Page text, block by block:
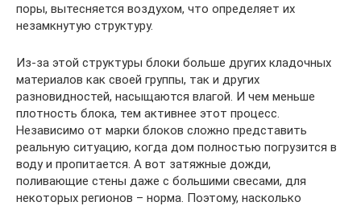
поры, вытесняется воздухом, что определяет их
незамкнутую структуру.
Из-за этой структуры блоки больше других кладочных
материалов как своей группы, так и других
разновидностей, насыщаются влагой. И чем меньше
плотность блока, тем активнее этот процесс.
Независимо от марки блоков сложно представить
реальную ситуацию, когда дом полностью погрузится в
воду и пропитается. А вот затяжные дожди,
поливающие стены даже с большими свесами, для
некоторых регионов – норма. Поэтому, насколько